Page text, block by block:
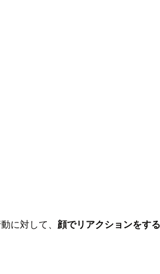
に対して、 顔でリアクションをする